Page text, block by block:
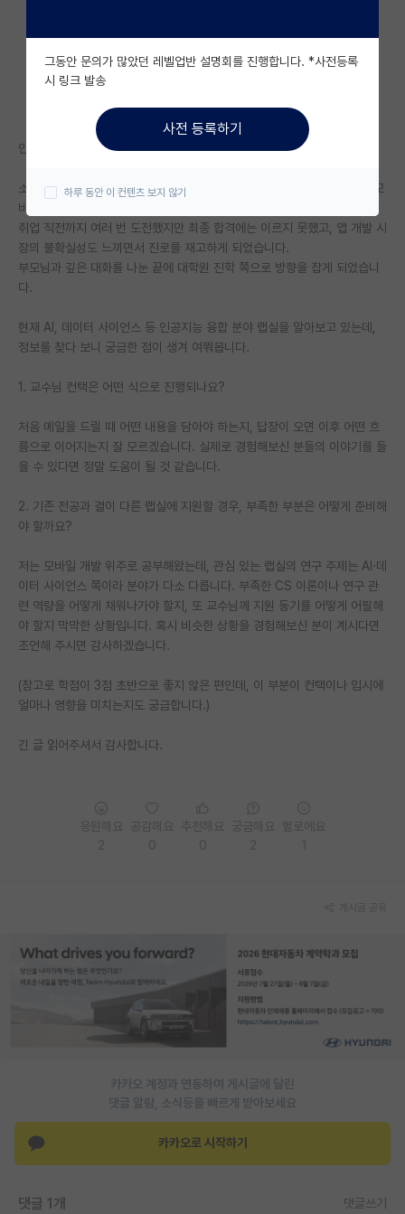
자유 게시판(아무개랩)
미국 유학 게시판
미국 대학원 합격 후기 게시판
대학원생 모집 게시판
연구실(PI) 홍보 게시판
석박사 채용 정보 게시판
학부 인턴 게시판
임용 후기 게시판
PI 전용 게시판
인문사회 계열 게시판
특수/전문대학원 게시판
장학금/장학생 게시판
학술 정보 게시판
홍보 게시판
커리어
안녕하세요 29살 무경력 대학원 진학 희망중입니다.
소프트웨어 전공으로 학부를 졸업했고, 2023년 하반기부터 작년 말까지 모
바일(iOS) 개발을 공부하며 취업을 준비했습니다.
취업 직전까지 여러 번 도전했지만 최종 합격에는 이르지 못했고, 앱 개발 시
장의 불확실성도 느끼면서 진로를 재고하게 되었습니다.
부모님과 깊은 대화를 나눈 끝에 대학원 진학 쪽으로 방향을 잡게 되었습니
다.
현재 AI, 데이터 사이언스 등 인공지능 융합 분야 랩실을 알아보고 있는데,
정보를 찾다 보니 궁금한 점이 생겨 여쭤봅니다.
1. 교수님 컨택은 어떤 식으로 진행되나요?
처음 메일을 드릴 때 어떤 내용을 담아야 하는지, 답장이 오면 이후 어떤 흐
름으로 이어지는지 잘 모르겠습니다. 실제로 경험해보신 분들의 이야기를 들
을 수 있다면 정말 도움이 될 것 같습니다.
2. 기존 전공과 결이 다른 랩실에 지원할 경우, 부족한 부분은 어떻게 준비해
야 할까요?
저는 모바일 개발 위주로 공부해왔는데, 관심 있는 랩실의 연구 주제는 AI·데
이터 사이언스 쪽이라 분야가 다소 다릅니다. 부족한 CS 이론이나 연구 관
련 역량을 어떻게 채워나가야 할지, 또 교수님께 지원 동기를 어떻게 어필해
야 할지 막막한 상황입니다. 혹시 비슷한 상황을 경험해보신 분이 계시다면
조언해 주시면 감사하겠습니다.
(참고로 학점이 3점 초반으로 좋지 않은 편인데, 이 부분이 컨택이나 입시에
얼마나 영향을 미치는지도 궁금합니다.)
긴 글 읽어주셔서 감사합니다.
카카오 계정과 연동하여 게시글에 달린
댓글 알람, 소식등을 빠르게 받아보세요
카카오로 시작하기
댓글 1개 댓글쓰기
그동안 문의가 많았던 레벨업반 설명회를 진행합니다. *사전등록
시 링크 발송
사전 등록하기
하루 동안 이 컨텐츠 보지 않기